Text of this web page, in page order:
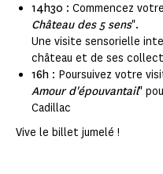
14h30 : Commencez
Château des 5 sens".
Une visite sensorielle
château et de ses
16h : Poursuivez votre
Amour d'épouvantail"
Cadillac
Vive le billet jumelé !